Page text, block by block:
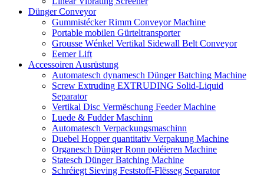
Dünger Conveyor
Gummistécker Rimm Conveyor Machine
Portable mobilen Gürteltransporter
Grousse Wénkel Vertikal Sidewall Belt Conveyor
Eemer Lift
Accessoiren Ausrüstung
Automatesch dynamesch Dünger Batching Machine
Screw Extruding EXTRUDING Solid-Liquid
Separator
Vertikal Disc Vermëschung Feeder Machine
Luede & Fudder Maschinn
Automatesch Verpackungsmaschinn
Duebel Hopper quantitativ Verpakung Machine
Organesch Dünger Ronn poléieren Machine
Statesch Dünger Batching Machine
Schréiegt Sieving Feststoff-Flësseg Separator